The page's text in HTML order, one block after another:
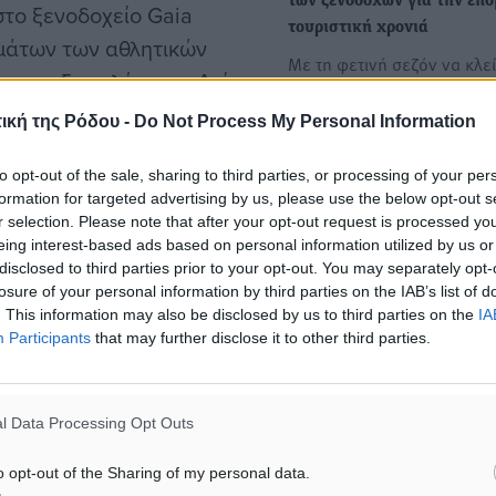
της Ρόδου - Do Not Process My Personal Information
opt-out of the sale, sharing to third parties, or processing of your
for targeted advertising by us, please use the below opt-out
selection. Please note that after your opt-out request is processed
interest-based ads based on personal information utilized by us
to third parties prior to your opt-out. You may separately
of your personal information by third parties on the IAB’s list of
This information may also be disclosed by us to third parties on the
Participants that may further disclose it to other third parties.
Data Processing Opt Outs
opt-out of the Sharing of my personal data.
ξενοδοχείο Gaia
των αθλητικών
εξωκκλήσι του Αγίου
πέργκολας σε
και εξοπλισμού της
αύξηση των
από τις καλύτερες
και στα
από πέρυσι και οι τιμές
τουριστική χρονιά
Με τη φετινή σεζόν να
επίπεδα, όπως δείχνουν…
Θετικές ενδείξεις από τα
στοιχεία για τη φετινή
σεζόν
Μία ακόμα καλή χρονιά
ελληνικό τουρισμό
πρώτα στοιχεία…